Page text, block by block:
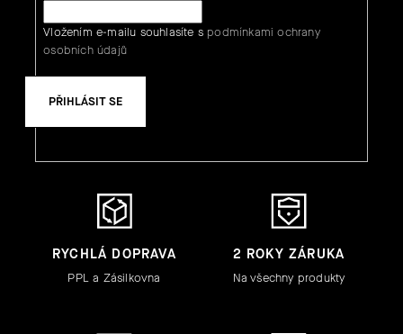
Vložením e-mailu souhlasíte s podmínkami ochrany
osobních údajů
PŘIHLÁSIT SE
RYCHLÁ DOPRAVA
PPL a Zásilkovna
2 ROKY ZÁRUKA
Na všechny produkty